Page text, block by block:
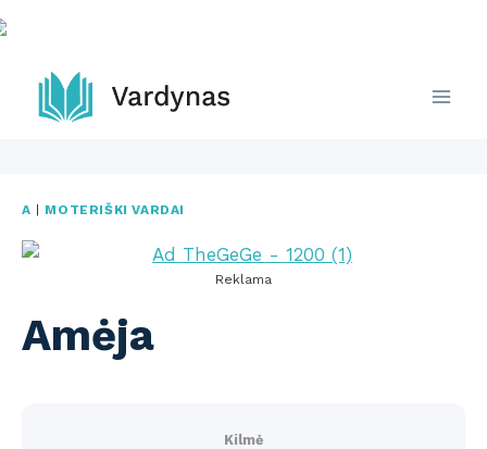
Skip
to
content
A | MOTERIŠKI VARDAI
Reklama
Amėja
Kilmė